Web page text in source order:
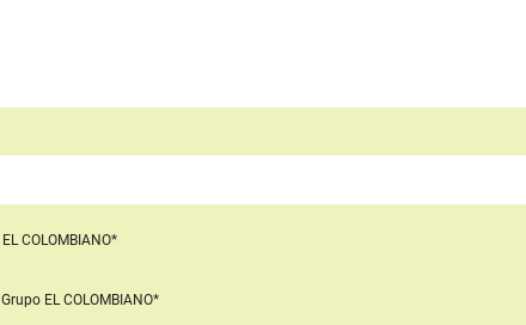
COLOMBIANO*
EL COLOMBIANO*